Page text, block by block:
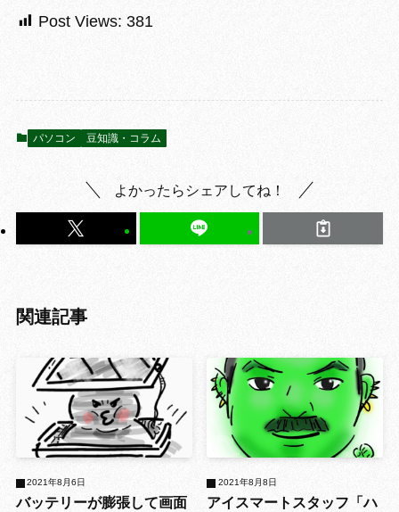
Post Views: 381
パソコン 豆知識・コラム
よかったらシェアしてね！
関連記事
バッテリーが膨張して画面
2021年8月6日
アイスマートスタッフ「ハ
2021年8月8日